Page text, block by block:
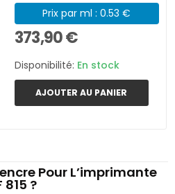
Prix par ml : 0.53 €
373,90 €
Disponibilité: En stock
AJOUTER AU PANIER
Pour L’imprimante
815 ?